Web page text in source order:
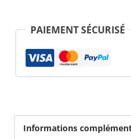
PAIEMENT SÉCURISÉ
Informations